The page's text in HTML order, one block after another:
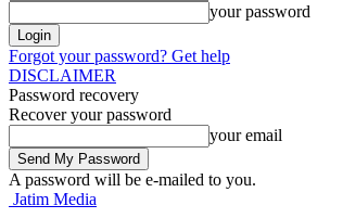
your password
Forgot your password? Get help
DISCLAIMER
Password recovery
Recover your password
your email
A password will be e-mailed to you.
Jatim Media